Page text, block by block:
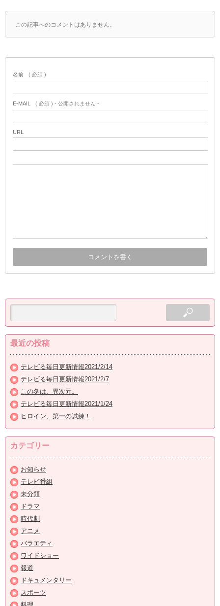
この記事へのコメントはありません。
名前 ( 必須 )
E-MAIL ( 必須 ) - 公開されません -
URL
最近の投稿
テレビる毎日更新情報2021/2/14
テレビる毎日更新情報2021/2/7
この冬は、異次元。
テレビる毎日更新情報2021/1/24
ヒロイン、第一の試練！
カテゴリー
お知らせ
テレビ番組
未分類
ドラマ
時代劇
アニメ
バラエティ
ワイドショー
報道
ドキュメンタリー
スポーツ